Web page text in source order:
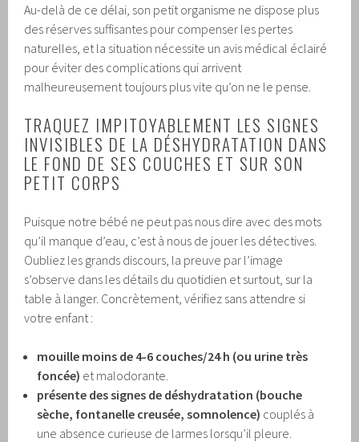
Au-delà de ce délai, son petit organisme ne dispose plus
des réserves suffisantes pour compenser les pertes
naturelles, et la situation nécessite un avis médical éclairé
pour éviter des complications qui arrivent
malheureusement toujours plus vite qu’on ne le pense.
TRAQUEZ IMPITOYABLEMENT LES SIGNES
INVISIBLES DE LA DÉSHYDRATATION DANS
LE FOND DE SES COUCHES ET SUR SON
PETIT CORPS
Puisque notre bébé ne peut pas nous dire avec des mots
qu’il manque d’eau, c’est à nous de jouer les détectives.
Oubliez les grands discours, la preuve par l’image
s’observe dans les détails du quotidien et surtout, sur la
table à langer. Concrètement, vérifiez sans attendre si
votre enfant :
mouille moins de 4-6 couches/24 h (ou urine très
foncée) et malodorante.
présente des signes de déshydratation (bouche
sèche, fontanelle creusée, somnolence) couplés à
une absence curieuse de larmes lorsqu’il pleure.